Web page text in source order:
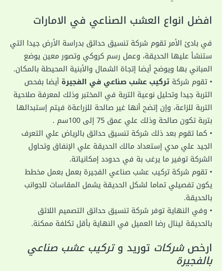
افضل انواع العشب الصناعي في الامارات
في بادئ الأمر تقوم شركة تنسيق حدائق بدراسة الأرض جيدا التي
ستنشأ عليها الحديقة، وعمل رسم كروكي وتصور معين يوضع
المباني بها ويوضح أيضا إتجاة الشمال والأبنية المحيطة بالمكان.
• تقوم شركة تركيب عشب صناعي في الفجيرة أيضا بفحص
التربة جيدا وتحليل نوعية التربة في المختبر وذلك لمعرفة صلاحية
التربة للزاعة، وإن إتضح أنها غير صالحة للزراعةة فيتم إستبدالها
بتربة تكون صالحة وذلك علي عمق 75 إلى 100سم .
• كما تقوم بعد ذلك شركة تنسيق حدائق بالرياض علي التعرف
الجيد علي مدي إستعداد مالك الحديقة علي الإنفاق وتحاول
الشركة توفير ما يرغب بة في حدودد إمكانياتة.
• تقوم شركة تركيب عشب صناعي الفجيرة بعمل بعمل مخطط
يكون تفصيلي تماما لشكل الحديقة يشمل المقاسات للجوانب
بالحديقة.
• وفي النهاية توفر شركة تنسيق حدائق التصميم اللائق
بالحديقة لينال رضا العميل في النهاية بأقل تكلفة ممكنة.
ارخصشركات توريد وتركيب عشب صناعي
بالفجيرة